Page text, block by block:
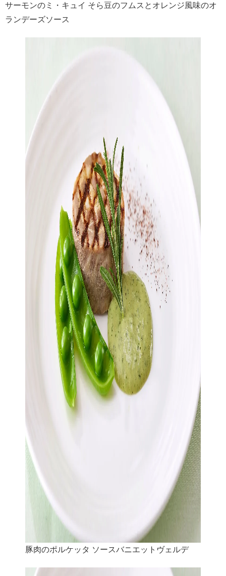
サーモンのミ・キュイ そら豆のフムスとオレンジ風味のオ
ランデーズソース
豚肉のポルケッタ ソースバニエットヴェルデ